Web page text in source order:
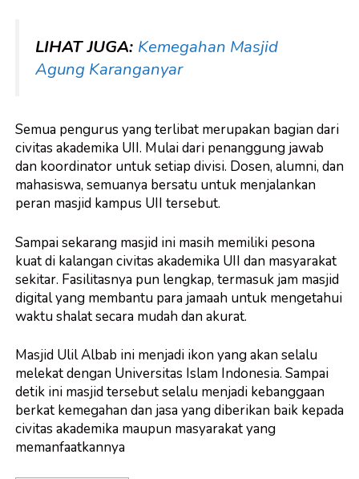
LIHAT JUGA: Kemegahan Masjid
Agung Karanganyar
Semua pengurus yang terlibat merupakan bagian dari
civitas akademika UII. Mulai dari penanggung jawab
dan koordinator untuk setiap divisi. Dosen, alumni, dan
mahasiswa, semuanya bersatu untuk menjalankan
peran masjid kampus UII tersebut.
Sampai sekarang masjid ini masih memiliki pesona
kuat di kalangan civitas akademika UII dan masyarakat
sekitar. Fasilitasnya pun lengkap, termasuk jam masjid
digitalyang membantu para jamaah untuk mengetahui
waktu shalat secara mudah dan akurat.
Masjid Ulil Albab ini menjadi ikon yang akan selalu
melekat dengan Universitas Islam Indonesia. Sampai
detik ini masjid tersebut selalu menjadi kebanggaan
berkat kemegahan dan jasa yang diberikan baik kepada
civitas akademika maupun masyarakat yang
memanfaatkannya